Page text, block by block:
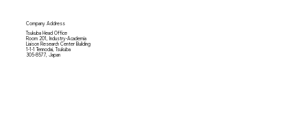
Company Address
Tsukuba Head Office
Room 201, Industry-Academia
Liaison Research Center Building
1-1-1 Tennodai, Tsukuba
305-8577, Japan